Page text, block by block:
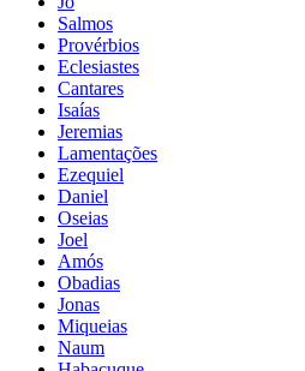
Salmos
Provérbios
Eclesiastes
Cantares
Isaías
Jeremias
Lamentações
Ezequiel
Daniel
Oseias
Joel
Amós
Obadias
Jonas
Miqueias
Naum